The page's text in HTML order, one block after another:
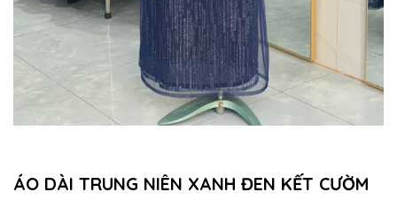
ÁO DÀI TRUNG NIÊN XANH ĐEN KẾT CƯỜM